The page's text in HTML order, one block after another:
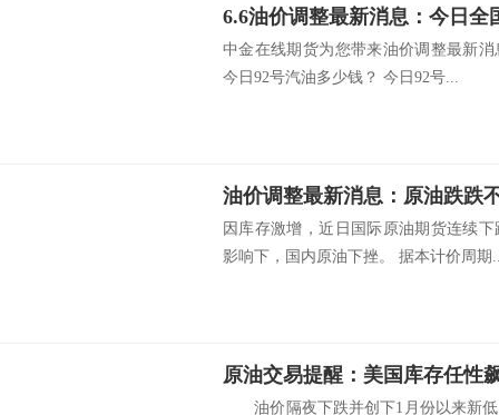
中金在线期货为您带来油价调整最新
今日92号汽油多少钱？ 今日92号...
因库存激增，近日国际原油期货连续
影响下，国内原油下挫。 据本计价周期
油价隔夜下跌并创下1月份以来新低